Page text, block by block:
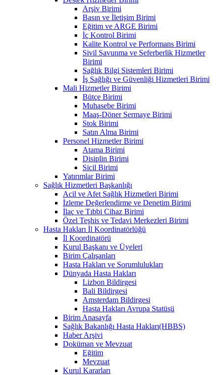
Arşiv Birimi
Basın ve İletişim Birimi
Eğitim ve ARGE Birimi
İç Kontrol Birimi
Kalite Kontrol ve Performans Birimi
Sivil Savunma ve Seferberlik Hizmetler
Birimi
Sağlık Bilgi Sistemleri Birimi
İş Sağlığı ve Güvenliği Hizmetleri Birimi
Mali Hizmetler Birimi
Bütçe Birimi
Muhasebe Birimi
Maaş-Döner Sermaye Birimi
Stok Birimi
Satın Alma Birimi
Personel Hizmetler Birimi
Atama Birimi
Disiplin Birimi
Sicil Birimi
Yatırımlar Birimi
Sağlık Hizmetleri Başkanlığı
Acil ve Afet Sağlık Hizmetleri Birimi
İzleme Değerlendirme ve Denetim Birimi
İlaç ve Tıbbi Cihaz Birimi
Özel Teşhis ve Tedavi Merkezleri Birimi
Hasta Hakları İl Koordinatörlüğü
İl Koordinatörü
Kurul Başkanı ve Üyeleri
Birim Çalışanları
Hasta Hakları ve Sorumlulukları
Dünyada Hasta Hakları
Lizbon Bildirgesi
Bali Bildirgesi
Amsterdam Bildirgesi
Hasta Hakları Avrupa Statüsü
Birim Anasayfa
Sağlık Bakanlığı Hasta Hakları(HBBS)
Haber Arşivi
Doküman ve Mevzuat
Eğitim
Mevzuat
Kurul Kararları